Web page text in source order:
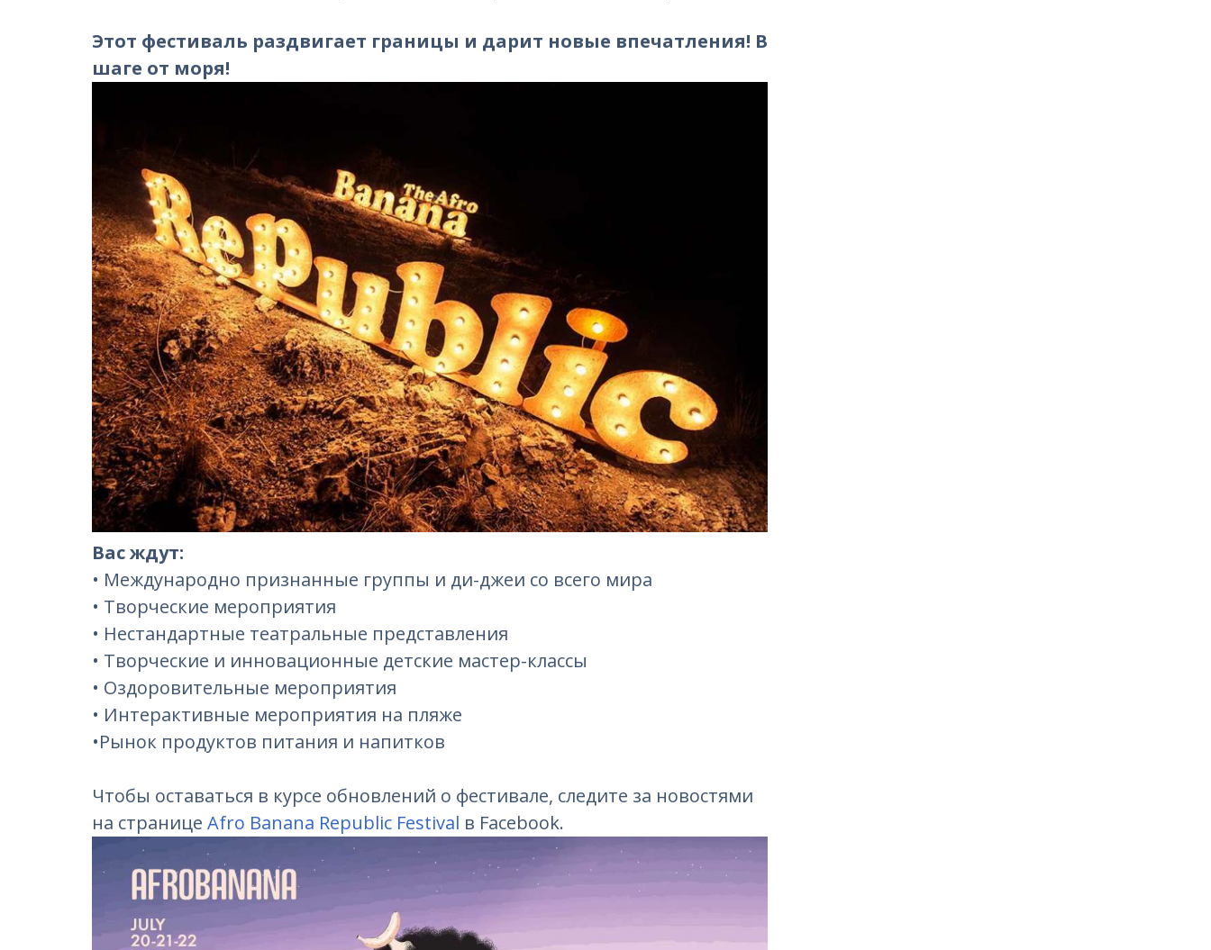
Этот фестиваль раздвигает границы и дарит новые впечатления! В
шаге от моря!
Вас ждут:
• Международно признанные группы и ди-джеи со всего мира
• Творческие мероприятия
• Нестандартные театральные представления
• Творческие и инновационные детские мастер-классы
• Оздоровительные мероприятия
• Интерактивные мероприятия на пляже
•Рынок продуктов питания и напитков
Чтобы оставаться в курсе обновлений о фестивале, следите за новостями
на странице Afro Banana Republic Festival в Facebook.